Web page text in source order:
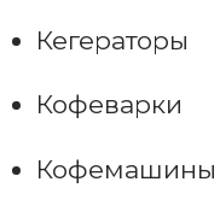
Кегераторы
Кофеварки
Кофемашины